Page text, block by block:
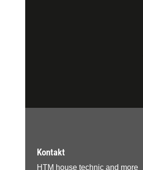
Kontakt
HTM house technic and more